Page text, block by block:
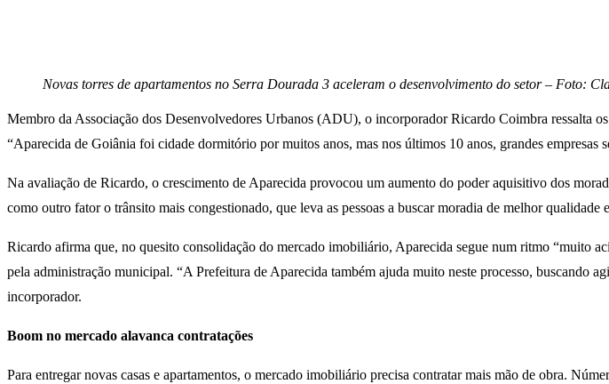
Novas torres de apartamentos no Serra Dourada 3 aceleram o desenvolvimento do setor – Foto:
Membro da Associação dos Desenvolvedores Urbanos (ADU), o incorporador Ricardo Coimbra ressalta
“Aparecida de Goiânia foi cidade dormitório por muitos anos, mas nos últimos 10 anos, grandes empresas
Na avaliação de Ricardo, o crescimento de Aparecida provocou um aumento do poder aquisitivo dos
como outro fator o trânsito mais congestionado, que leva as pessoas a buscar moradia de melhor qualidade
Ricardo afirma que, no quesito consolidação do mercado imobiliário, Aparecida segue num ritmo “muito
pela administração municipal. “A Prefeitura de Aparecida também ajuda muito neste processo, buscando
incorporador.
Boom no mercado alavanca contratações
Para entregar novas casas e apartamentos, o mercado imobiliário precisa contratar mais mão de obra.